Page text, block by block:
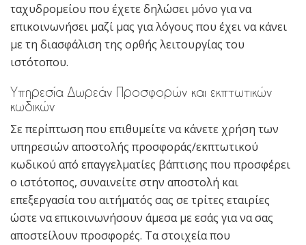
ταχυδρομείου που έχετε δηλώσει μόνο για να
επικοινωνήσει μαζί μας για λόγους που έχει να κάνει
με τη διασφάλιση της ορθής λειτουργίας του
ιστότοπου.
Υπηρεσία Δωρεάν Προσφορών και εκπτωτικών
κωδικών
Σε περίπτωση που επιθυμείτε να κάνετε χρήση των
υπηρεσιών αποστολής προσφοράς/εκπτωτικού
κωδικού από επαγγελματίες βάπτισης που προσφέρει
ο ιστότοπος, συναινείτε στην αποστολή και
επεξεργασία του αιτήματός σας σε τρίτες εταιρίες
ώστε να επικοινωνήσουν άμεσα με εσάς για να σας
αποστείλουν προσφορές. Τα στοιχεία που